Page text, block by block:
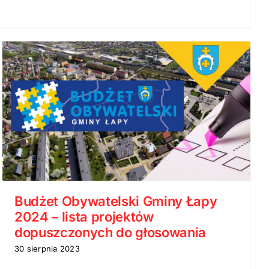
Budżet Obywatelski Gminy Łapy
2024 – lista projektów
dopuszczonych do głosowania
30 sierpnia 2023